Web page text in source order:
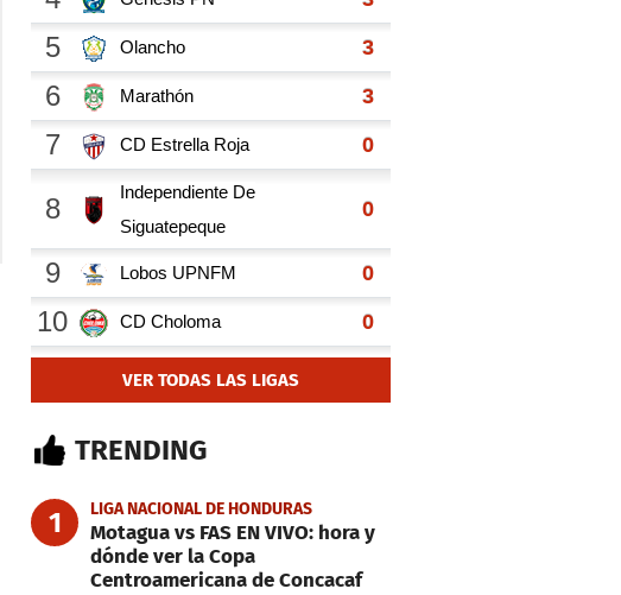
VER TODAS LAS LIGAS
TRENDING
1 LIGA NACIONAL DE HONDURAS
Motagua vs FAS EN VIVO: hora y
dónde ver la Copa
Centroamericana de Concacaf